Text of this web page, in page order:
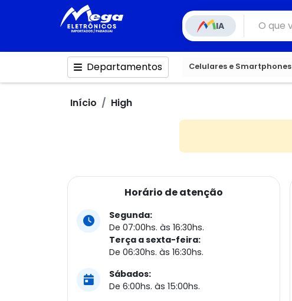
IA
Departamentos Celulares e Smartphones
Início High
Horário de atenção
Segunda:
De 07:00hs. às 16:30hs.
Terça a sexta-feira:
De 06:30hs. às 16:30hs.
Sábados:
De 6:00hs. às 15:00hs.